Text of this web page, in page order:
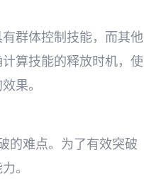
群体控制技能，而其他
算技能的释放时机，使
果。
的难点。为了有效突破
。